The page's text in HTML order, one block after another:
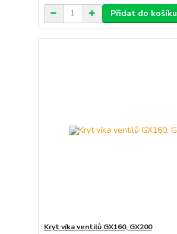
Přidat do košíku
Kryt víka ventilů GX160, GX200